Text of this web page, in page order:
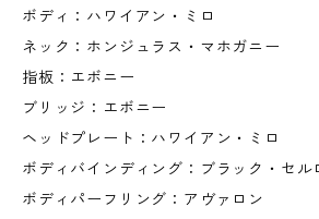
ボディ：ハワイアン・ミロ
ネック：ホンジュラス・マホガニー
指板：エボニー
ブリッジ：エボニー
ヘッドプレート：ハワイアン・ミロ
ボディバインディング：ブラック・セル
ボディパーフリング：アヴァロン